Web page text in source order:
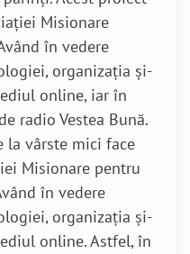
Misionare
în vedere
organizația și-
online, iar în
radio Vestea Bună.
la vârste mici face
Misionare pentru
în vedere
organizația și-
online. Astfel, în